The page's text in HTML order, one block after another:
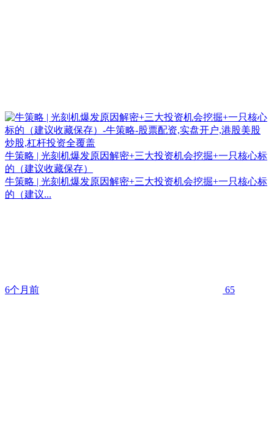
牛策略 | 光刻机爆发原因解密+三大投资机会挖掘+一只核心标
的（建议收藏保存）
牛策略 | 光刻机爆发原因解密+三大投资机会挖掘+一只核心标
的（建议...
6个月前 65